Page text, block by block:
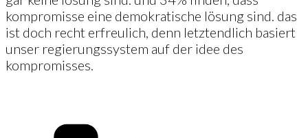
kompromisse eine demokratische lösung sind. das
ist doch recht erfreulich, denn letztendlich basiert
unser regierungssystem auf der idee des
kompromisses.